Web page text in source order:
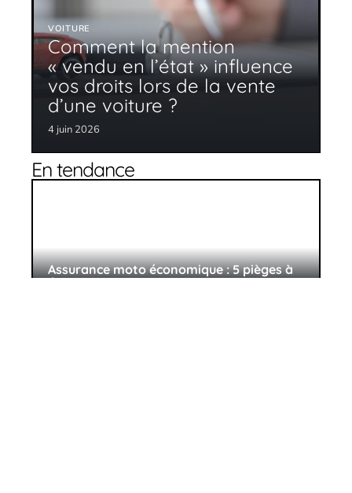
VOITURE
Comment la mention
« vendu en l’état » influence
vos droits lors de la vente
d’une voiture ?
4 juin 2026
En tendance
Assurance moto économique : 5 pièges à
éviter